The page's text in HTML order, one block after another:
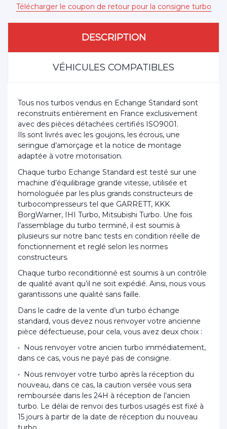
Télécharger le coupon de retour pour la consigne turbo
DESCRIPTION
VÉHICULES COMPATIBLES
Tous nos turbos vendus en Echange Standard sont
reconstruits entièrement en France exclusivement
avec des pièces détachées certifiés ISO9001.
Ils sont livrés avec les goujons, les écrous, une
seringue d’amorçage et la notice de montage
adaptée à votre motorisation.
Chaque turbo Echange Standard est testé sur une
machine d’équilibrage grande vitesse, utilisée et
homologuée par les plus grands constructeurs de
turbocompresseurs tel que GARRETT, KKK
BorgWarner, IHI Turbo, Mitsubishi Turbo. Une fois
l’assemblage du turbo terminé, il est soumis à
plusieurs sur notre banc tests en condition réelle de
fonctionnement et reglé selon les normes
constructeurs.
Chaque turbo reconditionné est soumis à un contrôle
de qualité avant qu’il ne soit expédié. Ainsi, nous vous
garantissons une qualité sans faille.
Dans le cadre de la vente d’un turbo échange
standard, vous devez nous renvoyer votre ancienne
pièce défectueuse, pour cela, vous avez deux choix :
• Nous renvoyer votre ancien turbo immédiatement,
dans ce cas, vous ne payé pas de consigne.
• Nous renvoyer votre turbo après la réception du
nouveau, dans ce cas, la caution versée vous sera
remboursée dans les 24H à réception de l’ancien
turbo. Le délai de renvoi des turbos usagés est fixé à
15 jours à partir de la date de réception du nouveau